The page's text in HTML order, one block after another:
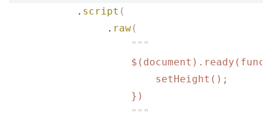
           .
script (
                .
raw(
                    """
                        setHeight();
                    })